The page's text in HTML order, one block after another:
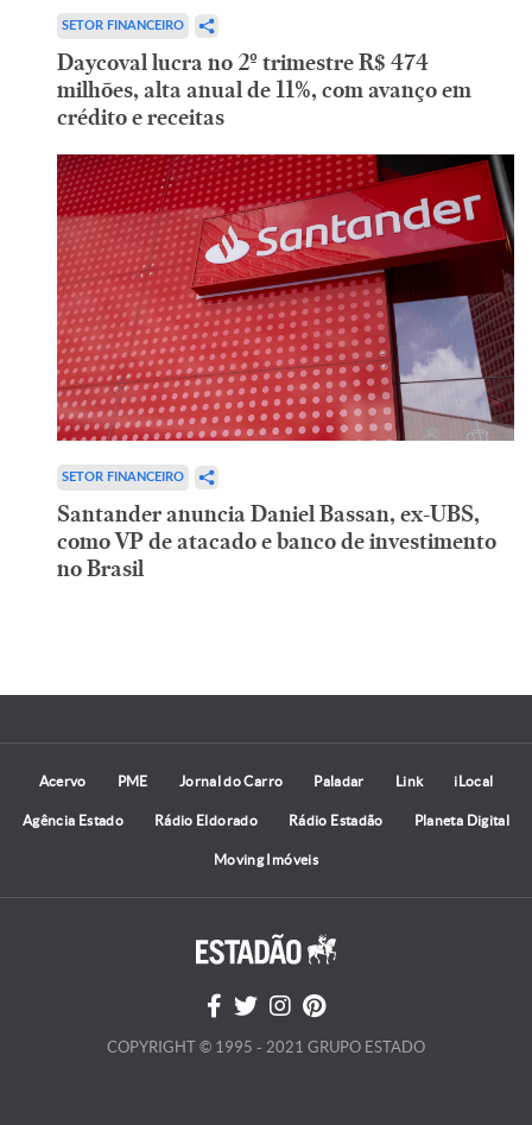
SETOR FINANCEIRO
Daycoval lucra no 2º trimestre R$ 474
milhões, alta anual de 11%, com avanço em
crédito e receitas
SETOR FINANCEIRO
Santander anuncia Daniel Bassan, ex-UBS,
como VP de atacado e banco de investimento
no Brasil
Acervo PME Jornal do Carro Paladar Link iLocal
Agência Estado Rádio Eldorado Rádio Estadão Planeta Digital
Moving Imóveis
COPYRIGHT © 1995 - 2021 GRUPO ESTADO